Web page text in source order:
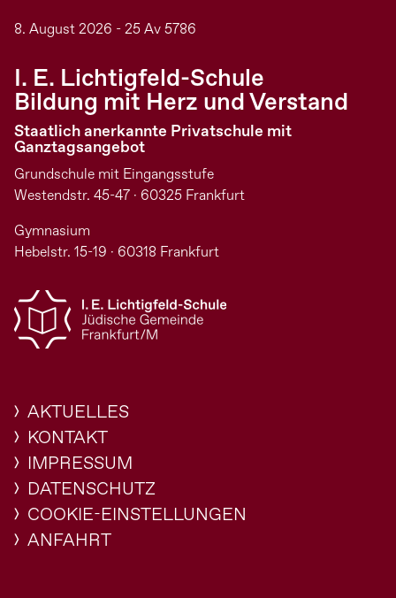
8. August 2026 - 25 Av 5786
I. E. Lichtigfeld-Schule
Bildung mit Herz und Verstand
Staatlich anerkannte Privatschule mit
Ganztagsangebot
Grundschule mit Eingangsstufe
Westendstr. 45-47 · 60325 Frankfurt
Gymnasium
Hebelstr. 15-19 · 60318 Frankfurt
AKTUELLES
KONTAKT
IMPRESSUM
DATENSCHUTZ
COOKIE-EINSTELLUNGEN
ANFAHRT